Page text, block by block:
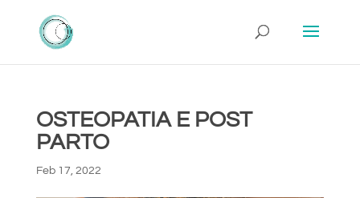
OSTEOPATIA E POST
PARTO
Feb 17, 2022